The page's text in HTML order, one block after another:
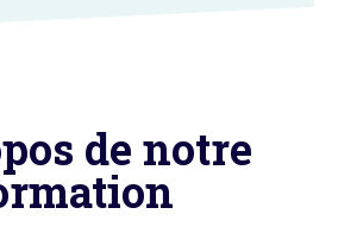
de notre